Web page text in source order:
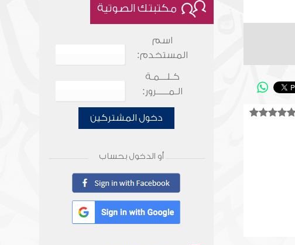
مكتبتك الصوتية
اسم
المستخدم:
كـلـــمـة
الـمـــــرور:
دخول المشتركين
أو الدخول بحساب